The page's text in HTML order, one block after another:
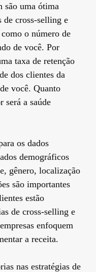
são uma ótima
de cross-selling e
o número de
de você. Por
taxa de retenção
dos clientes da
você. Quanto
será a saúde
os dados
demográficos
gênero, localização
são importantes
estão
de cross-selling e
enfoquem
a receita.
nas estratégias de